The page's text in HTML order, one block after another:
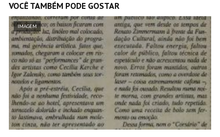
VOCÊ TAMBÉM PODE GOSTAR
IMAGEM